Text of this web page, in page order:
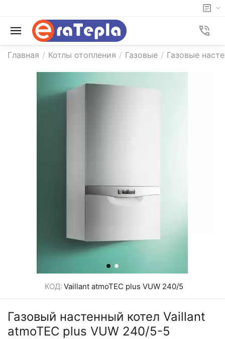
Главная / Котлы отопления / Газовые / Газовые
КОД: Vaillant atmoTEC plus VUW 240/5
Газовый настенный котел Vaillant
atmoTEC plus VUW 240/5-5